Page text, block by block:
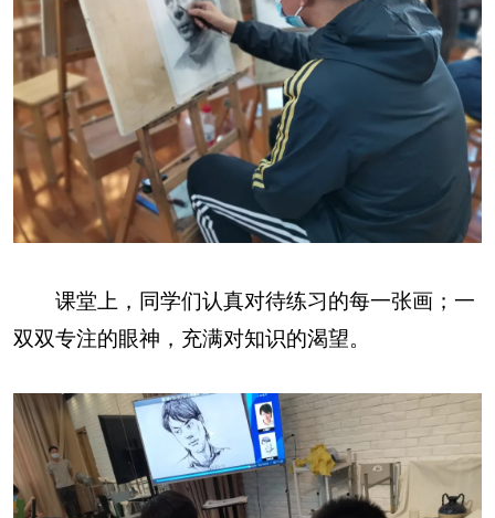
课堂上，同学们认真对待练习的每一张画；一
双双专注的眼神，充满对知识的渴望。